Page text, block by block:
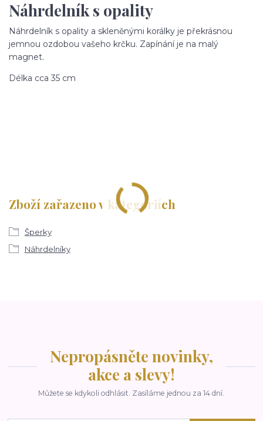
Náhrdelník s opality
Náhrdelník s opality a skleněnými korálky je překrásnou
jemnou ozdobou vašeho krčku. Zapínání je na malý
magnet.
Délka cca 35 cm
Zboží zařazeno v kategoriích
Šperky
Náhrdelníky
Nepropásněte novinky,
akce a slevy!
Můžete se kdykoli odhlásit. Zasíláme jednou za 14 dní.